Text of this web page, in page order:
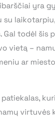
yra
su
todėl šis
vietą –
ar
virtuvės